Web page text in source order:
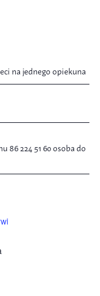
na jednego opiekuna
86 224 51 60 osoba do